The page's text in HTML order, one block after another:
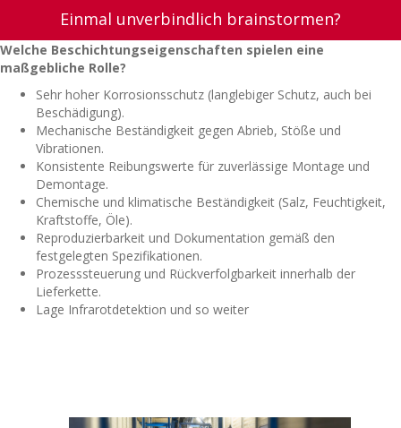
Einmal unverbindlich brainstormen?
Welche Beschichtungseigenschaften spielen eine
maßgebliche Rolle?
Sehr hoher Korrosionsschutz (langlebiger Schutz, auch bei
Beschädigung).
Mechanische Beständigkeit gegen Abrieb, Stöße und
Vibrationen.
Konsistente Reibungswerte für zuverlässige Montage und
Demontage.
Chemische und klimatische Beständigkeit (Salz, Feuchtigkeit,
Kraftstoffe, Öle).
Reproduzierbarkeit und Dokumentation gemäß den
festgelegten Spezifikationen.
Prozesssteuerung und Rückverfolgbarkeit innerhalb der
Lieferkette.
Lage Infrarotdetektion und so weiter